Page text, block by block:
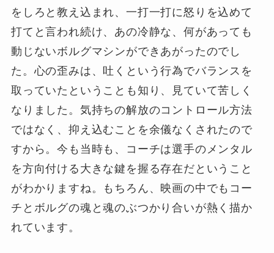
をしろと教え込まれ、一打一打に怒りを込めて
打てと言われ続け、あの冷静な、何があっても
動じないボルグマシンができあがったのでし
た。心の歪みは、吐くという行為でバランスを
取っていたということも知り、見ていて苦しく
なりました。気持ちの解放のコントロール方法
ではなく、抑え込むことを余儀なくされたので
すから。今も当時も、コーチは選手のメンタル
を方向付ける大きな鍵を握る存在だということ
がわかりますね。もちろん、映画の中でもコー
チとボルグの魂と魂のぶつかり合いが熱く描か
れています。